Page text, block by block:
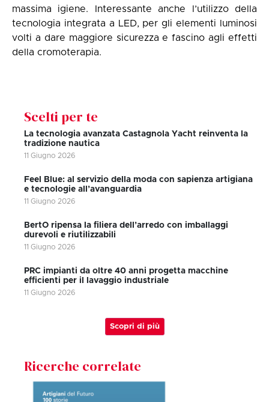
massima igiene. Interessante anche l’utilizzo della
tecnologia integrata a LED, per gli elementi luminosi
volti a dare maggiore sicurezza e fascino agli effetti
della cromoterapia.
Scelti per te
La tecnologia avanzata Castagnola Yacht reinventa la
tradizione nautica
11 Giugno 2026
Feel Blue: al servizio della moda con sapienza artigiana
e tecnologie all’avanguardia
11 Giugno 2026
BertO ripensa la filiera dell’arredo con imballaggi
durevoli e riutilizzabili
11 Giugno 2026
PRC impianti da oltre 40 anni progetta macchine
efficienti per il lavaggio industriale
11 Giugno 2026
Scopri di più
Ricerche correlate